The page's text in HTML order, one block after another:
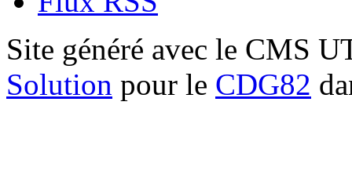
Site généré avec le CMS
Solution pour le CDG82